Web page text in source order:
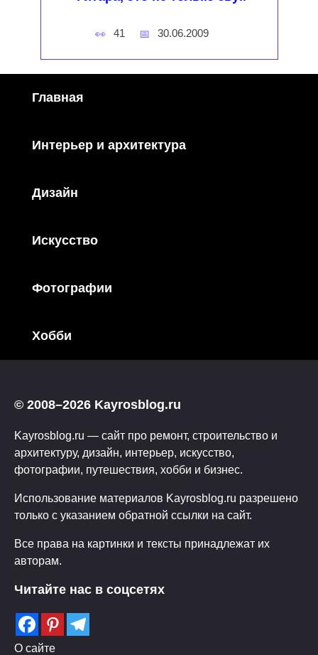
41 30.06.2009
Главная
Интерьер и архитектура
Дизайн
Искусство
Фотографии
Хобби
© 2008–2026 Kayrosblog.ru
Kayrosblog.ru — сайт про ремонт, строительство и
архитектуру, дизайн, интерьер, искусство,
фотографии, путешествия, хобби и бизнес.
Использование материалов Kayrosblog.ru разрешено
только с указанием обратной ссылки на сайт.
Все права на картинки и тексты принадлежат их
авторам.
Читайте нас в соцсетях
О сайте